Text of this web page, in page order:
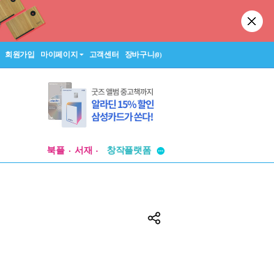
회원가입 마이페이지 고객센터 장바구니(0)
북플 서재
투비컨티뉴드